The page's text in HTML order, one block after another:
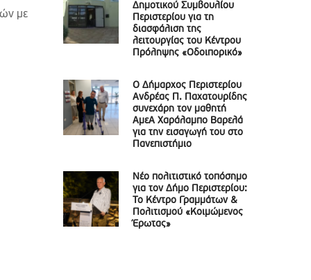
με
Δημοτικού Συμβουλίου
Περιστερίου για τη
διασφάλιση της
λειτουργίας του Κέντρου
Πρόληψης «Οδοιπορικό»
Ο Δήμαρχος Περιστερίου
Ανδρέας Π. Παχατουρίδης
συνεχάρη τον μαθητή
ΑμεΑ Χαράλαμπο Βαρελά
για την εισαγωγή του στο
Πανεπιστήμιο
Νέο πολιτιστικό τοπόσημο
για τον Δήμο Περιστερίου:
Το Κέντρο Γραμμάτων &
Πολιτισμού «Κοιμώμενος
Έρωτας»